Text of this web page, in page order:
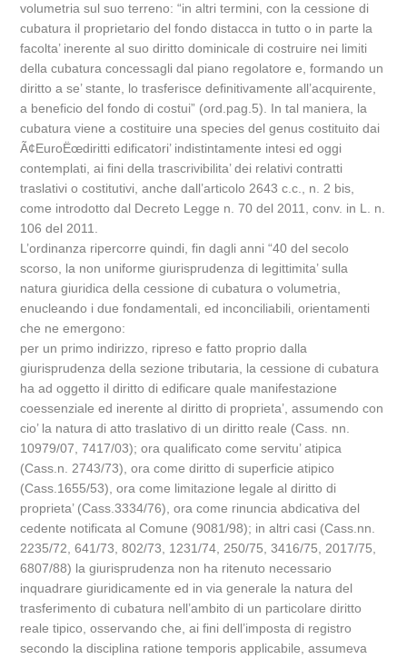
volumetria sul suo terreno: “in altri termini, con la cessione di
cubatura il proprietario del fondo distacca in tutto o in parte la
facolta’ inerente al suo diritto dominicale di costruire nei limiti
della cubatura concessagli dal piano regolatore e, formando un
diritto a se’ stante, lo trasferisce definitivamente all’acquirente,
a beneficio del fondo di costui” (ord.pag.5). In tal maniera, la
cubatura viene a costituire una species del genus costituito dai
Ã¢EuroËœdiritti edificatori’ indistintamente intesi ed oggi
contemplati, ai fini della trascrivibilita’ dei relativi contratti
traslativi o costitutivi, anche dall’articolo 2643 c.c., n. 2 bis,
come introdotto dal Decreto Legge n. 70 del 2011, conv. in L. n.
106 del 2011.
L’ordinanza ripercorre quindi, fin dagli anni “40 del secolo
scorso, la non uniforme giurisprudenza di legittimita’ sulla
natura giuridica della cessione di cubatura o volumetria,
enucleando i due fondamentali, ed inconciliabili, orientamenti
che ne emergono:
per un primo indirizzo, ripreso e fatto proprio dalla
giurisprudenza della sezione tributaria, la cessione di cubatura
ha ad oggetto il diritto di edificare quale manifestazione
coessenziale ed inerente al diritto di proprieta’, assumendo con
cio’ la natura di atto traslativo di un diritto reale (Cass. nn.
10979/07, 7417/03); ora qualificato come servitu’ atipica
(Cass.n. 2743/73), ora come diritto di superficie atipico
(Cass.1655/53), ora come limitazione legale al diritto di
proprieta’ (Cass.3334/76), ora come rinuncia abdicativa del
cedente notificata al Comune (9081/98); in altri casi (Cass.nn.
2235/72, 641/73, 802/73, 1231/74, 250/75, 3416/75, 2017/75,
6807/88) la giurisprudenza non ha ritenuto necessario
inquadrare giuridicamente ed in via generale la natura del
trasferimento di cubatura nell’ambito di un particolare diritto
reale tipico, osservando che, ai fini dell’imposta di registro
secondo la disciplina ratione temporis applicabile, assumeva